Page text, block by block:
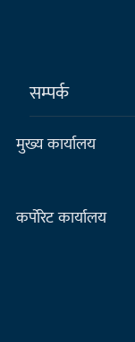
सम्पर्क
मुख्य कार्यालय
कर्पाेरेट कार्यालय